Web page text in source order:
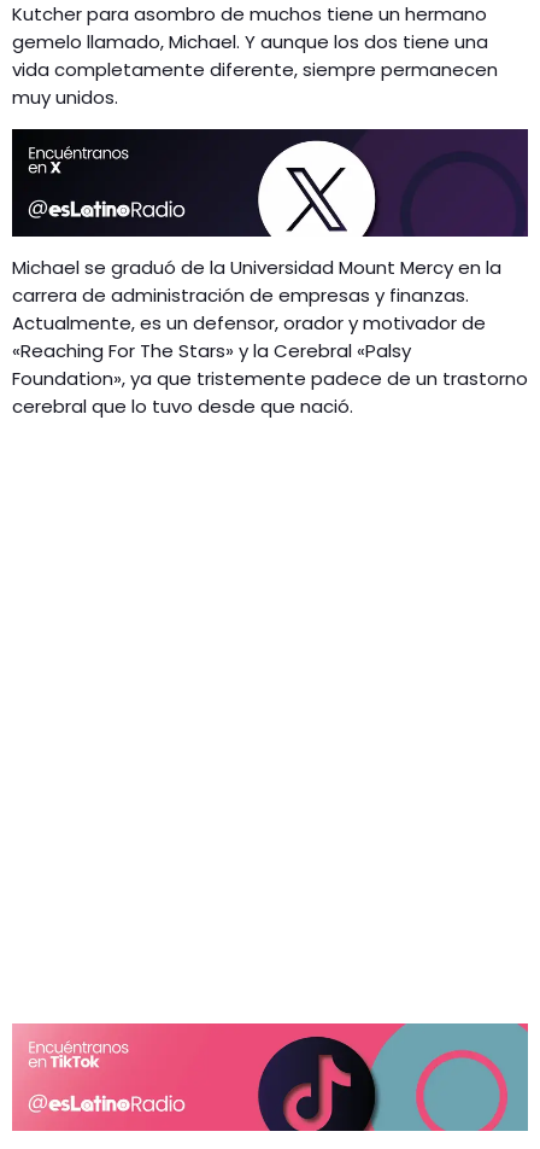
Kutcher para asombro de muchos tiene un hermano
gemelo llamado, Michael. Y aunque los dos tiene una
vida completamente diferente, siempre permanecen
muy unidos.
Michael se graduó de la Universidad Mount Mercy en la
carrera de administración de empresas y finanzas.
Actualmente, es un defensor, orador y motivador de
«Reaching For The Stars» y la Cerebral «Palsy
Foundation», ya que tristemente padece de un trastorno
cerebral que lo tuvo desde que nació.